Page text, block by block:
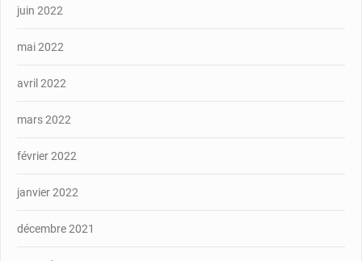
juin 2022
mai 2022
avril 2022
mars 2022
février 2022
janvier 2022
décembre 2021